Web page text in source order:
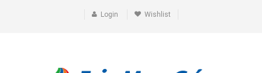
Login Wishlist